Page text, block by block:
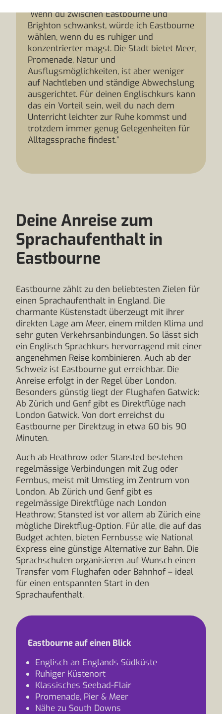
“Wenn du zwischen Eastbourne und
Brighton schwankst, würde ich Eastbourne
wählen, wenn du es ruhiger und
konzentrierter magst. Die Stadt bietet Meer,
Promenade, Natur und
Ausflugsmöglichkeiten, ist aber weniger
auf Nachtleben und ständige Abwechslung
ausgerichtet. Für deinen Englischkurs kann
das ein Vorteil sein, weil du nach dem
Unterricht leichter zur Ruhe kommst und
trotzdem immer genug Gelegenheiten für
Alltagssprache findest.”
Deine Anreise zum
Sprachaufenthalt in
Eastbourne
Eastbourne zählt zu den beliebtesten Zielen für
einen Sprachaufenthalt in England. Die
charmante Küstenstadt überzeugt mit ihrer
direkten Lage am Meer, einem milden Klima und
sehr guten Verkehrsanbindungen. So lässt sich
ein Englisch Sprachkurs hervorragend mit einer
angenehmen Reise kombinieren. Auch ab der
Schweiz ist Eastbourne gut erreichbar. Die
Anreise erfolgt in der Regel über London.
Besonders günstig liegt der Flughafen Gatwick:
Ab Zürich und Genf gibt es Direktflüge nach
London Gatwick. Von dort erreichst du
Eastbourne per Direktzug in etwa 60 bis 90
Minuten.
Auch ab Heathrow oder Stansted bestehen
regelmässige Verbindungen mit Zug oder
Fernbus, meist mit Umstieg im Zentrum von
London. Ab Zürich und Genf gibt es
regelmässige Direktflüge nach London
Heathrow; Stansted ist vor allem ab Zürich eine
mögliche Direktflug-Option. Für alle, die auf das
Budget achten, bieten Fernbusse wie National
Express eine günstige Alternative zur Bahn. Die
Sprachschulen organisieren auf Wunsch einen
Transfer vom Flughafen oder Bahnhof – ideal
für einen entspannten Start in den
Sprachaufenthalt.
Eastbourne auf einen Blick
Englisch an Englands Südküste
Ruhiger Küstenort
Klassisches Seebad-Flair
Promenade, Pier & Meer
Nähe zu South Downs